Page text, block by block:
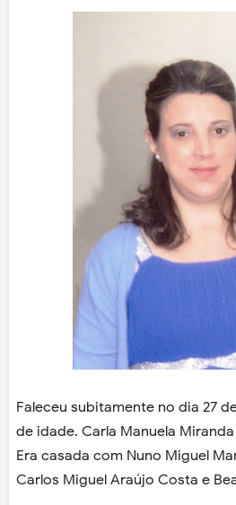
Faleceu subitamente no dia 27
de idade. Carla Manuela
Era casada com Nuno Miguel
Carlos Miguel Araújo Costa e